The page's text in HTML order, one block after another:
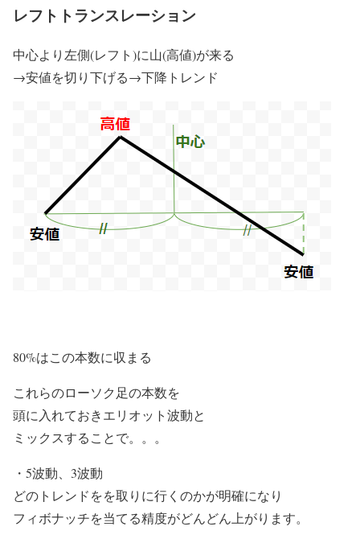
レフトトランスレーション
中心より左側(レフト)に山(高値)が来る
→安値を切り下げる→下降トレンド
80%はこの本数に収まる
これらのローソク足の本数を
頭に入れておきエリオット波動と
ミックスすることで。。。
・5波動、3波動
どのトレンドをを取りに行くのかが明確になり
フィボナッチを当てる精度がどんどん上がります。